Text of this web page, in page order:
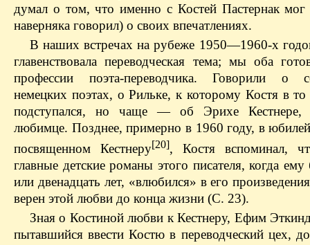
думал о том, что именно с Костей Пастернак мог
наверняка говорил) о своих впечатлениях.
В наших встречах на рубеже 1950—1960‑х
главенствовала переводческая тема; мы оба
профессии поэта-переводчика. Говорили о
немецких поэтах, о Рильке, к которому Костя в
подступался, но чаще — об Эрихе Кестнере,
любимце. Позднее, примерно в 1960 году, в
посвященном Кестнеру[20], Костя вспоминал,
главные детские романы этого писателя, когда
или двенадцать лет, «влюбился» в его
верен этой любви до конца жизни (С. 23).
Зная о Костиной любви к Кестнеру, Ефим
пытавшийся ввести Костю в переводческий цех,